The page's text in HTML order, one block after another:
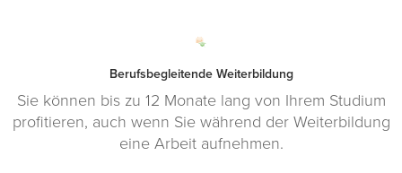
Berufsbegleitende Weiterbildung
Sie können bis zu 12 Monate lang von Ihrem Studium
profitieren, auch wenn Sie während der Weiterbildung
eine Arbeit aufnehmen.